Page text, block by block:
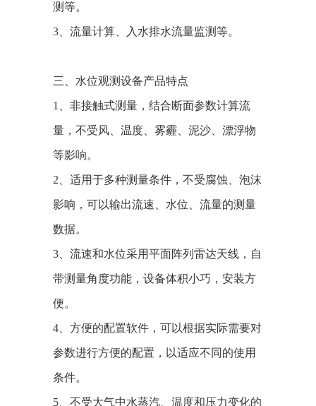
测等。
3、流量计算、入水排水流量监测等。
三、水位观测设备产品特点
1、非接触式测量，结合断面参数计算流
量，不受风、温度、雾霾、泥沙、漂浮物
等影响。
2、适用于多种测量条件，不受腐蚀、泡沫
影响，可以输出流速、水位、流量的测量
数据。
3、流速和水位采用平面阵列雷达天线，自
带测量角度功能，设备体积小巧，安装方
便。
4、方便的配置软件，可以根据实际需要对
参数进行方便的配置，以适应不同的使用
条件。
5、不受大气中水蒸汽、温度和压力变化的